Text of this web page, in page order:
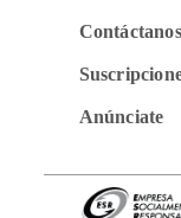
Contáctanos
Anúnciate